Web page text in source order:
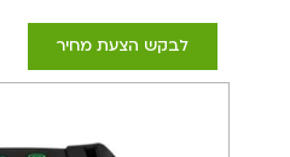
לבקש הצעת מחיר